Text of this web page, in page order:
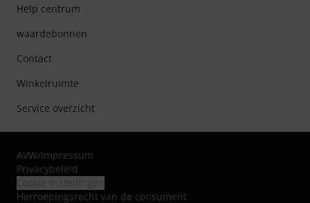
Help centrum
waardebonnen
Contact
Winkelruimte
Service overzicht
AVW/Impressum
Privacybeleid
Herroepingsrecht van de consument